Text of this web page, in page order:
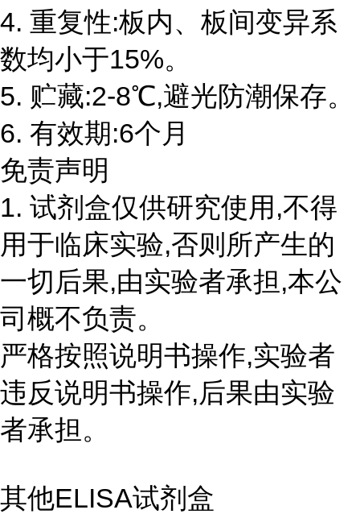
4. 重复性:板内、板间变异系
数均小于15%。
5. 贮藏:2-8℃,避光防潮保存。
6. 有效期:6个月
免责声明
1. 试剂盒仅供研究使用,不得
用于临床实验,否则所产生的
一切后果,由实验者承担,本公
司概不负责。
严格按照说明书操作,实验者
违反说明书操作,后果由实验
者承担。
其他ELISA试剂盒